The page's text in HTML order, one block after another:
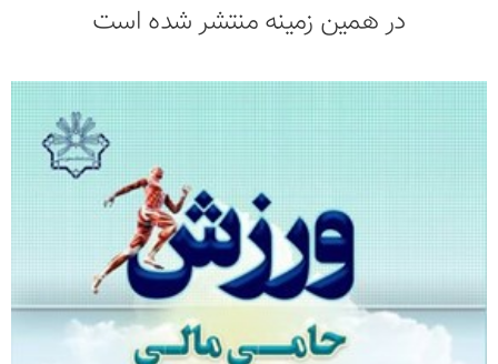
در همین زمینه منتشر شده است